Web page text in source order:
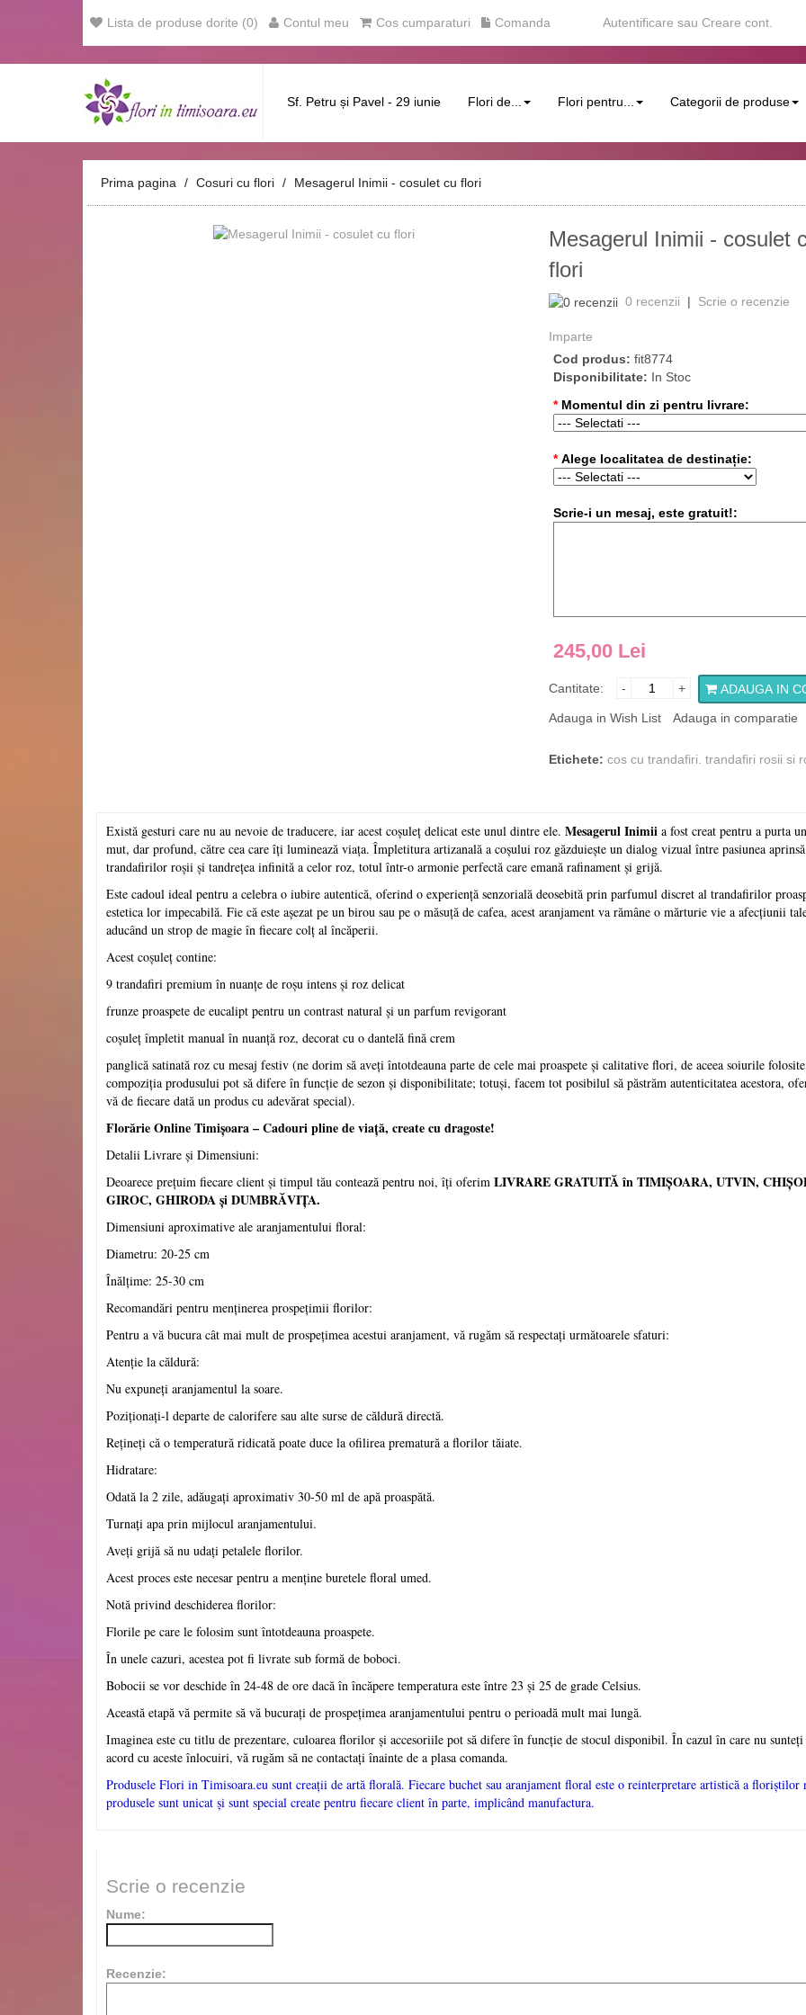
Lista de produse dorite (0) Contul meu Cos cumparaturi Comanda Autentificare sau Creare cont.
Sf. Petru și Pavel - 29 iunie Flori de... Flori pentru... Categorii de produse
Prima pagina Cosuri cu flori Mesagerul Inimii - cosulet cu flori
Mesagerul Inimii - cosulet
flori
0 recenzii | Scrie o recenzie
Imparte
Cod produs: fit8774
Disponibilitate: In Stoc
* Momentul din zi pentru livrare:
* Alege localitatea de destinație:
Scrie-i un mesaj, este gratuit!:
245,00 Lei
Cantitate: - +
ADAUGA IN
Adauga in Wish List
Adauga in comparatie
Etichete: cos cu trandafiri. trandafiri rosii si
Există gesturi care nu au nevoie de traducere, iar acest coșuleț delicat este unul dintre ele. Mesagerul Inimii a fost creat pentru a purta
mut, dar profund, către cea care îți luminează viața. Împletitura artizanală a coșului roz găzduiește un dialog vizual între pasiunea
trandafirilor roșii și tandrețea infinită a celor roz, totul într-o armonie perfectă care emană rafinament și grijă.
Este cadoul ideal pentru a celebra o iubire autentică, oferind o experiență senzorială deosebită prin parfumul discret al trandafirilor
estetica lor impecabilă. Fie că este așezat pe un birou sau pe o măsuță de cafea, acest aranjament va rămâne o mărturie vie a afecțiunii
aducând un strop de magie în fiecare colț al încăperii.
Acest coșuleț contine:
9 trandafiri premium în nuanțe de roșu intens și roz delicat
frunze proaspete de eucalipt pentru un contrast natural și un parfum revigorant
coșuleț împletit manual în nuanță roz, decorat cu o dantelă fină crem
panglică satinată roz cu mesaj festiv (ne dorim să aveți întotdeauna parte de cele mai proaspete și calitative flori, de aceea soiurile
compoziția produsului pot să difere în funcție de sezon și disponibilitate; totuși, facem tot posibilul să păstrăm autenticitatea acestora,
vă de fiecare dată un produs cu adevărat special).
Florărie Online Timișoara – Cadouri pline de viață, create cu dragoste!
Detalii Livrare și Dimensiuni:
Deoarece prețuim fiecare client și timpul tău contează pentru noi, îți oferim LIVRARE GRATUITĂ în TIMIȘOARA, UTVIN,
GIROC, GHIRODA și DUMBRĂVIŢA.
Dimensiuni aproximative ale aranjamentului floral:
Diametru: 20-25 cm
Înălțime: 25-30 cm
Recomandări pentru menținerea prospețimii florilor:
Pentru a vă bucura cât mai mult de prospețimea acestui aranjament, vă rugăm să respectați următoarele sfaturi:
Atenție la căldură:
Nu expuneți aranjamentul la soare.
Poziționați-l departe de calorifere sau alte surse de căldură directă.
Rețineți că o temperatură ridicată poate duce la ofilirea prematură a florilor tăiate.
Hidratare:
Odată la 2 zile, adăugați aproximativ 30-50 ml de apă proaspătă.
Turnați apa prin mijlocul aranjamentului.
Aveți grijă să nu udați petalele florilor.
Acest proces este necesar pentru a menține buretele floral umed.
Notă privind deschiderea florilor:
Florile pe care le folosim sunt întotdeauna proaspete.
În unele cazuri, acestea pot fi livrate sub formă de boboci.
Bobocii se vor deschide în 24-48 de ore dacă în încăpere temperatura este între 23 și 25 de grade Celsius.
Această etapă vă permite să vă bucurați de prospețimea aranjamentului pentru o perioadă mult mai lungă.
Imaginea este cu titlu de prezentare, culoarea florilor și accesoriile pot să difere în funcție de stocul disponibil. În cazul în care nu sunteți
acord cu aceste înlocuiri, vă rugăm să ne contactați înainte de a plasa comanda.
Produsele Flori in Timisoara.eu sunt creații de artă florală. Fiecare buchet sau aranjament floral este o reinterpretare artistică a floriștilor
produsele sunt unicat și sunt special create pentru fiecare client în parte, implicând manufactura.
Scrie o recenzie
Nume:
Recenzie: